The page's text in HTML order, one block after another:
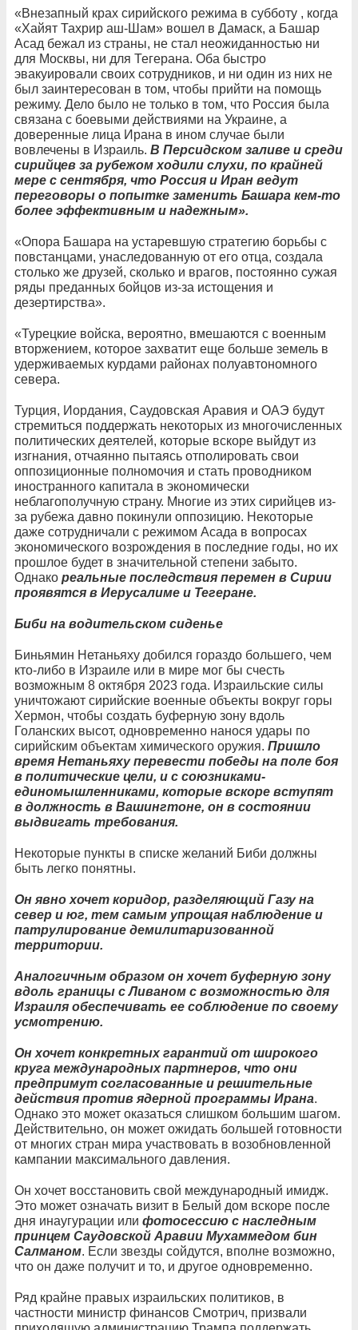
«Внезапный крах сирийского режима в субботу , когда
«Хайят Тахрир аш-Шам» вошел в Дамаск, а Башар
Асад бежал из страны, не стал неожиданностью ни
для Москвы, ни для Тегерана. Оба быстро
эвакуировали своих сотрудников, и ни один из них не
был заинтересован в том, чтобы прийти на помощь
режиму. Дело было не только в том, что Россия была
связана с боевыми действиями на Украине, а
доверенные лица Ирана в ином случае были
вовлечены в Израиль. В Персидском заливе и среди
сирийцев за рубежом ходили слухи, по крайней
мере с сентября, что Россия и Иран ведут
переговоры о попытке заменить Башара кем-то
более эффективным и надежным».
«Опора Башара на устаревшую стратегию борьбы с
повстанцами, унаследованную от его отца, создала
столько же друзей, сколько и врагов, постоянно сужая
ряды преданных бойцов из-за истощения и
дезертирства».
«Турецкие войска, вероятно, вмешаются с военным
вторжением, которое захватит еще больше земель в
удерживаемых курдами районах полуавтономного
севера.
Турция, Иордания, Саудовская Аравия и ОАЭ будут
стремиться поддержать некоторых из многочисленных
политических деятелей, которые вскоре выйдут из
изгнания, отчаянно пытаясь отполировать свои
оппозиционные полномочия и стать проводником
иностранного капитала в экономически
неблагополучную страну. Многие из этих сирийцев из-
за рубежа давно покинули оппозицию. Некоторые
даже сотрудничали с режимом Асада в вопросах
экономического возрождения в последние годы, но их
прошлое будет в значительной степени забыто.
Однако реальные последствия перемен в Сирии
проявятся в Иерусалиме и Тегеране.
Биби на водительском сиденье
Биньямин Нетаньяху добился гораздо большего, чем
кто-либо в Израиле или в мире мог бы счесть
возможным 8 октября 2023 года. Израильские силы
уничтожают сирийские военные объекты вокруг горы
Хермон, чтобы создать буферную зону вдоль
Голанских высот, одновременно нанося удары по
сирийским объектам химического оружия. Пришло
время Нетаньяху перевести победы на поле боя
в политические цели, и с союзниками-
единомышленниками, которые вскоре вступят
в должность в Вашингтоне, он в состоянии
выдвигать требования.
Некоторые пункты в списке желаний Биби должны
быть легко понятны.
Он явно хочет коридор, разделяющий Газу на
север и юг, тем самым упрощая наблюдение и
патрулирование демилитаризованной
территории.
Аналогичным образом он хочет буферную зону
вдоль границы с Ливаном с возможностью для
Израиля обеспечивать ее соблюдение по своему
усмотрению.
Он хочет конкретных гарантий от широкого
круга международных партнеров, что они
предпримут согласованные и решительные
действия против ядерной программы Ирана.
Однако это может оказаться слишком большим шагом.
Действительно, он может ожидать большей готовности
от многих стран мира участвовать в возобновленной
кампании максимального давления.
Он хочет восстановить свой международный имидж.
Это может означать визит в Белый дом вскоре после
дня инаугурации или фотосессию с наследным
принцем Саудовской Аравии Мухаммедом бин
Салманом. Если звезды сойдутся, вполне возможно,
что он даже получит и то, и другое одновременно.
Ряд крайне правых израильских политиков, в
частности министр финансов Смотрич, призвали